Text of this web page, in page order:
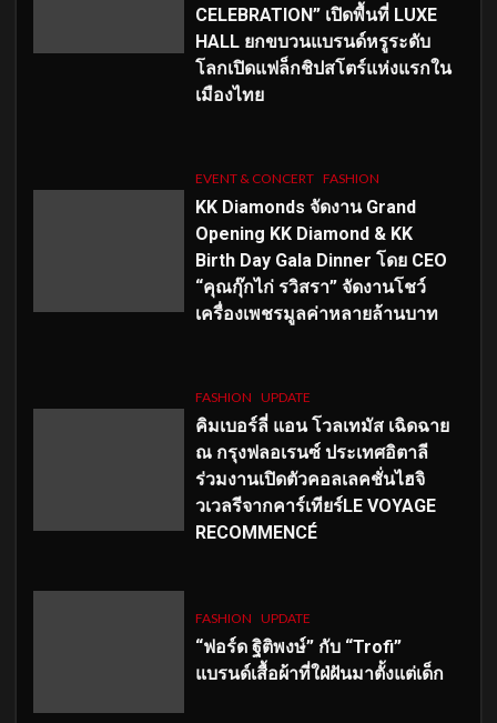
CELEBRATION” เปิดพื้นที่ LUXE
HALL ยกขบวนแบรนด์หรูระดับ
โลกเปิดแฟล็กชิปสโตร์แห่งแรกใน
เมืองไทย
EVENT & CONCERT FASHION
KK Diamonds จัดงาน Grand
Opening KK Diamond & KK
Birth Day Gala Dinner โดย CEO
“คุณกุ๊กไก่ รวิสรา” จัดงานโชว์
เครื่องเพชรมูลค่าหลายล้านบาท
FASHION UPDATE
คิมเบอร์ลี่ แอน โวลเทมัส เฉิดฉาย
ณ กรุงฟลอเรนซ์ ประเทศอิตาลี
ร่วมงานเปิดตัวคอลเลคชั่นไฮจิ
วเวลรีจากคาร์เทียร์LE VOYAGE
RECOMMENCÉ
FASHION UPDATE
“ฟอร์ด ฐิติพงษ์” กับ “Trofi”
แบรนด์เสื้อผ้าที่ใฝ่ฝันมาตั้งแต่เด็ก